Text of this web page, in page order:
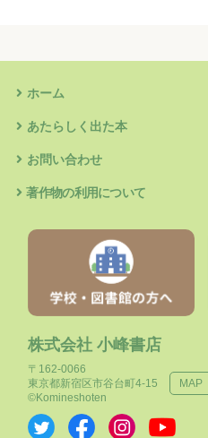
株式会社 小峰書店
〒162-0066
東京都新宿区市谷台町4-15
MAP
©Komineshoten
ホーム
あたらしく出た本
お問い合わせ
著作物の利用について